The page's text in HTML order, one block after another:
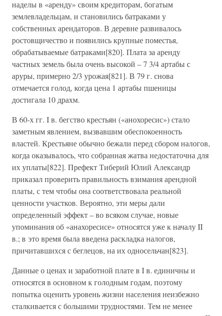
наделы в «аренду» своим кредиторам, богатым
землевладельцам, и становились батраками у
собственных арендаторов. В деревне развивалось
ростовщичество и появились крупные поместья,
обрабатываемые батраками[820]. Плата за аренду
частных земель была очень высокой – 7 3/4 артабы с
аруры, примерно 2/3 урожая[821]. В 79 г. снова
отмечается голод, когда цена 1 артабы пшеницы
достигала 10 драхм.
В 60-х гг. I в. бегство крестьян («анохоресис») стало
заметным явлением, вызвавшим обеспокоенность
властей. Крестьяне обычно бежали перед сбором налогов,
когда оказывалось, что собранная жатва недостаточна для
их уплаты[822]. Префект Тиберий Юлий Александр
приказал проверить правильность взимания арендной
платы, с тем чтобы она соответствовала реальной
ценности участков. Вероятно, эти меры дали
определенный эффект – во всяком случае, новые
упоминания об «анахоресисе» относятся уже к началу II
в.; в это время была введена раскладка налогов,
причитавшихся с беглецов, на их односельчан[823].
Данные о ценах и заработной плате в I в. единичны и
относятся в основном к голодным годам, поэтому
попытка оценить уровень жизни населения неизбежно
сталкивается с большими трудностями. Тем не менее